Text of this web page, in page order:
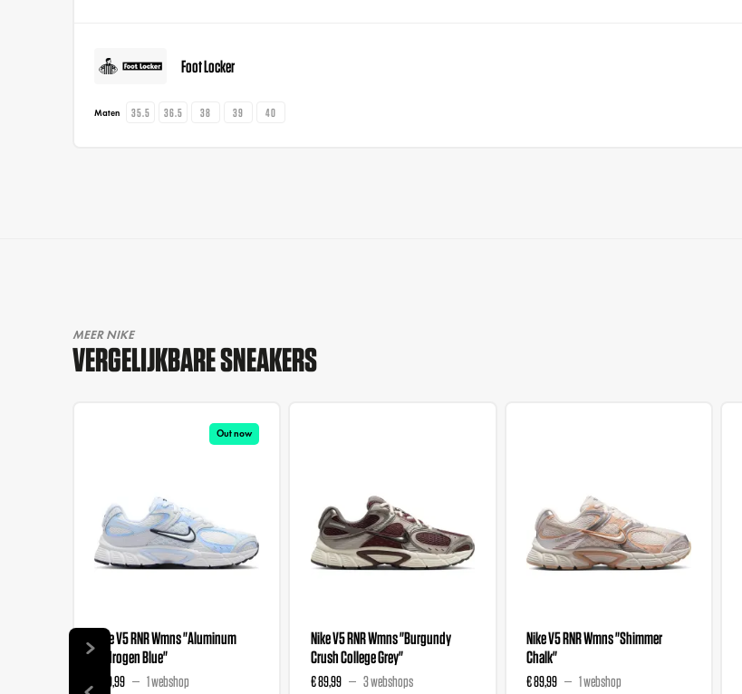
Foot Locker
Maten 35.5 36.5 38 39 40
MEER NIKE
VERGELIJKBARE SNEAKERS
Out now
Nike V5 RNR Wmns "Aluminum
Hydrogen Blue"
€ 89,99 1 webshop
Nike V5 RNR Wmns "Burgundy
Crush College Grey"
€ 89,99 3 webshops
Nike V5 RNR Wmns "Shimmer
Chalk"
€ 89,99 1 webshop